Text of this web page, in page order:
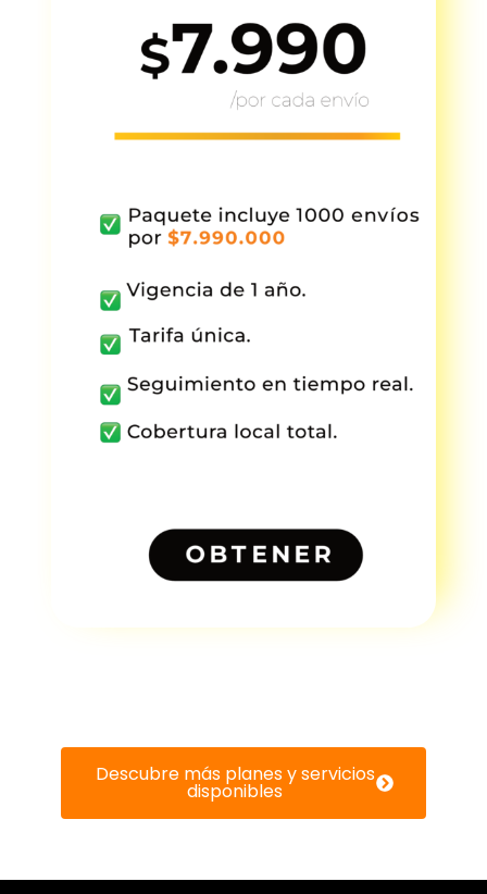
Descubre más planes y servicios
disponibles